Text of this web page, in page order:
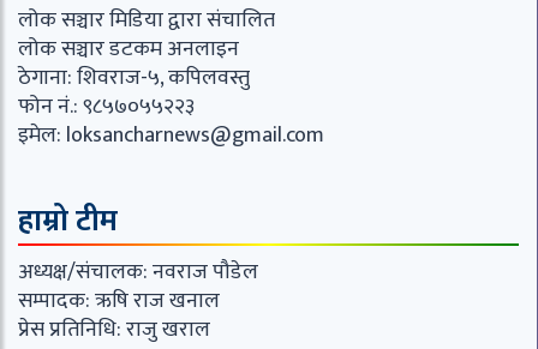
लोक सञ्चार मिडिया द्वारा संचालित
लोक सञ्चार डटकम अनलाइन
ठेगाना: शिवराज-५, कपिलवस्तु
फोन नं.: ९८५७०५५२२३
इमेल: loksancharnews@gmail.com
हाम्रो टीम
अध्यक्ष/संचालक: नवराज पौडेल
सम्पादक: ऋषि राज खनाल
प्रेस प्रतिनिधि: राजु खराल